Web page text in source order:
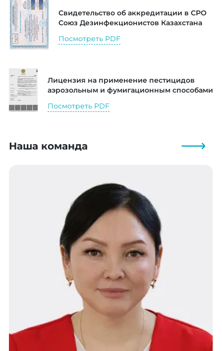
Свидетельство об аккредитации в СРО
Союз Дезинфекционистов Казахстана
Посмотреть PDF
Лицензия на применение пестицидов
аэрозольным и фумигационным способами
Посмотреть PDF
Наша команда